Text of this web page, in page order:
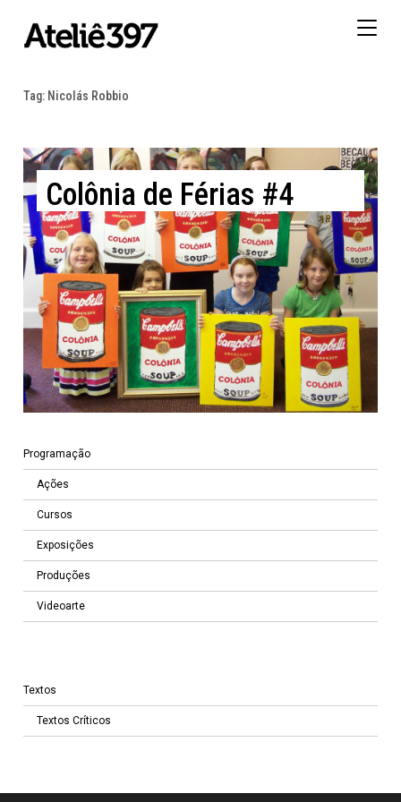
Tag: Nicolás Robbio
Colônia de Férias #4
Programação
Ações
Cursos
Exposições
Produções
Videoarte
Textos
Textos Críticos